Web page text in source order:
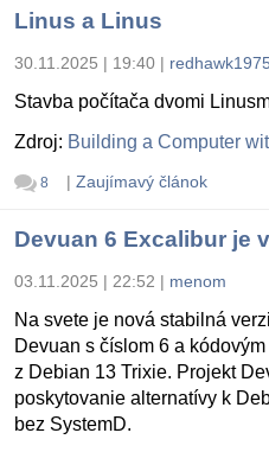
Linus a Linus
30.11.2025 | 19:40 | redhawk1975
Stavba počítača dvomi
Zdroj: Building a Computer
8 | Zaujímavý článok
Devuan 6 Excalibur je
03.11.2025 | 22:52 | menom
Na svete je nová stabilná
Devuan s číslom 6 a
z Debian 13 Trixie. Projekt
poskytovanie alternatívy k
bez SystemD.